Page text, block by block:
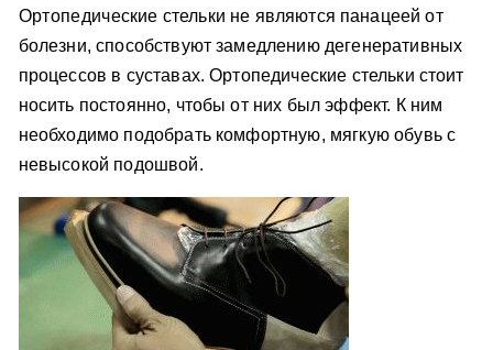
Ортопедические стельки не являются панацеей от
болезни, способствуют замедлению дегенеративных
процессов в суставах. Ортопедические стельки стоит
носить постоянно, чтобы от них был эффект. К ним
необходимо подобрать комфортную, мягкую обувь с
невысокой подошвой.